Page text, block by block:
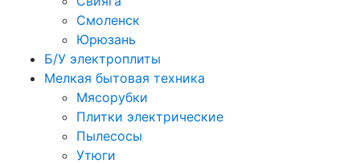
Смоленск
Юрюзань
Б/У электроплиты
Мелкая бытовая техника
Мясорубки
Плитки электрические
Пылесосы
Утюги